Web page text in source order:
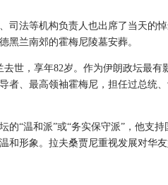
司法等机构负责人也出席了当天的
黑兰南郊的霍梅尼陵墓安葬。
世，享年82岁。作为伊朗政坛最有
者、最高领袖霍梅尼，担任过总统
的“温和派”或“务实保守派”，他支
和形象。拉夫桑贾尼重视发展对华